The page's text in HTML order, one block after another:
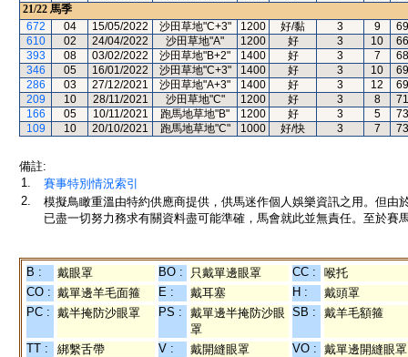
21/22 馬季
672
04 15/05/2022 沙田草地"C+3" 1200 好/黏 3 9
69
610
02 24/04/2022 沙田草地"A" 1200 好 3 10
66
393
08 03/02/2022 沙田草地"B+2" 1400 好 3 7
68
346
05 16/01/2022 沙田草地"C+3" 1400 好 3 10
69
286
03 27/12/2021 沙田草地"A+3" 1400 好 3 12
69
209
10 28/11/2021 沙田草地"C" 1200 好 3 8
71
166
05 10/11/2021 跑馬地草地"B" 1200 好 3 5
73
109
10 20/10/2021 跑馬地草地"C" 1000 好/快 3 7 73
備註:
1.
賽事特別情況索引
2.
模擬鳥瞰重溫由特約供應商提供，供馬迷作個人娛樂資訊之用。但
已盡一切努力務求有關資料盡可能準確，馬會就此並無責任。至於賽
B : 戴眼罩 BO : 只戴單邊眼罩 CC :
喉托
CO : 戴單邊羊毛面箍 E : 戴耳塞 H :
戴頭罩
PC : 戴半掩防沙眼罩 PS :
戴單邊半掩防沙眼
罩
SB : 戴羊毛額箍
TT : 綁繫舌帶 V : 戴開縫眼罩 VO : 戴單邊開縫眼罩